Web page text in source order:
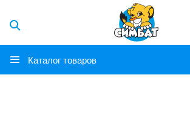
Каталог товаров